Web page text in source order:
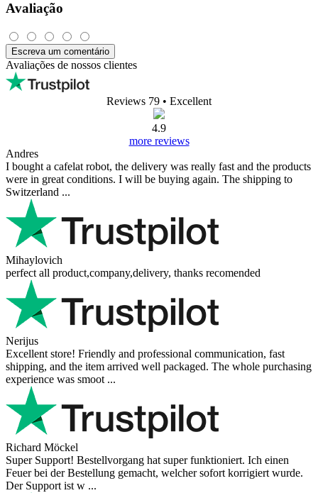
Avaliação
Escreva um comentário
Avaliações de nossos clientes
Reviews 79 • Excellent
4.9
more reviews
Andres
I bought a cafelat robot, the delivery was really fast and the products
were in great conditions. I will be buying again. The shipping to
Switzerland ...
Mihaylovich
perfect all product,company,delivery, thanks recomended
Nerijus
Excellent store! Friendly and professional communication, fast
shipping, and the item arrived well packaged. The whole purchasing
experience was smoot ...
Richard Möckel
Super Support! Bestellvorgang hat super funktioniert. Ich einen
Feuer bei der Bestellung gemacht, welcher sofort korrigiert wurde.
Der Support ist w ...